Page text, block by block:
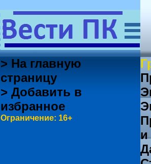
> На главную
страницу
> Добавить в
избранное
Ограничение: 16+